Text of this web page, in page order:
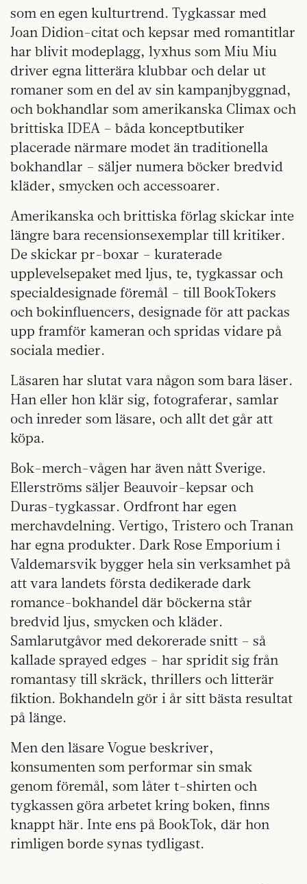
som en egen kulturtrend. Tygkassar med
Joan Didion-citat och kepsar med romantitlar
har blivit modeplagg, lyxhus som Miu Miu
driver egna litterära klubbar och delar ut
romaner som en del av sin kampanjbyggnad,
och bokhandlar som amerikanska Climax och
brittiska IDEA – båda konceptbutiker
placerade närmare modet än traditionella
bokhandlar – säljer numera böcker bredvid
kläder, smycken och accessoarer.
Amerikanska och brittiska förlag skickar inte
längre bara recensionsexemplar till kritiker.
De skickar pr-boxar – kuraterade
upplevelsepaket med ljus, te, tygkassar och
specialdesignade föremål – till BookTokers
och bokinfluencers, designade för att packas
upp framför kameran och spridas vidare på
sociala medier.
Läsaren har slutat vara någon som bara läser.
Han eller hon klär sig, fotograferar, samlar
och inreder som läsare, och allt det går att
köpa.
Bok-merch-vågen har även nått Sverige.
Ellerströms säljer Beauvoir-kepsar och
Duras-tygkassar. Ordfront har egen
merchavdelning. Vertigo, Tristero och Tranan
har egna produkter. Dark Rose Emporium i
Valdemarsvik bygger hela sin verksamhet på
att vara landets första dedikerade dark
romance-bokhandel där böckerna står
bredvid ljus, smycken och kläder.
Samlarutgåvor med dekorerade snitt – så
kallade sprayed edges – har spridit sig från
romantasy till skräck, thrillers och litterär
fiktion. Bokhandeln gör i år sitt bästa resultat
på länge.
Men den läsare Vogue beskriver,
konsumenten som performar sin smak
genom föremål, som låter t-shirten och
tygkassen göra arbetet kring boken, finns
knappt här. Inte ens på BookTok, där hon
rimligen borde synas tydligast.